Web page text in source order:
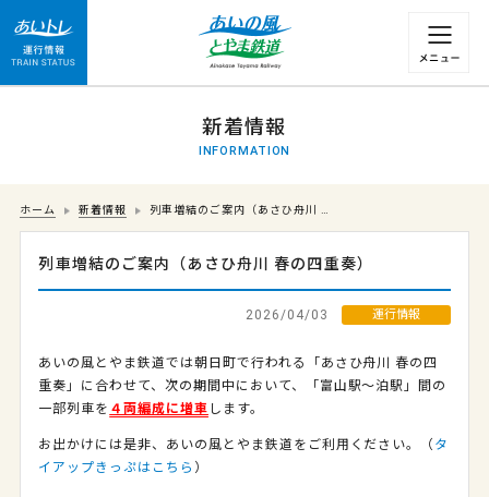
運行情報 列車の遅れ情報等についてはこちら
新着情報
INFORMATION
ホーム 新着情報 列車増結のご案内（あさひ舟川 …
列車増結のご案内（あさひ舟川 春の四重奏）
2026/04/03 運行情報
あいの風とやま鉄道では朝日町で行われる「あさひ舟川 春の四
重奏」に合わせて、次の期間中において、「富山駅～泊駅」間の
一部列車を ４両編成に増車 します。
お出かけには是非、あいの風とやま鉄道をご利用ください。（ タ
イアップきっぷはこちら ）